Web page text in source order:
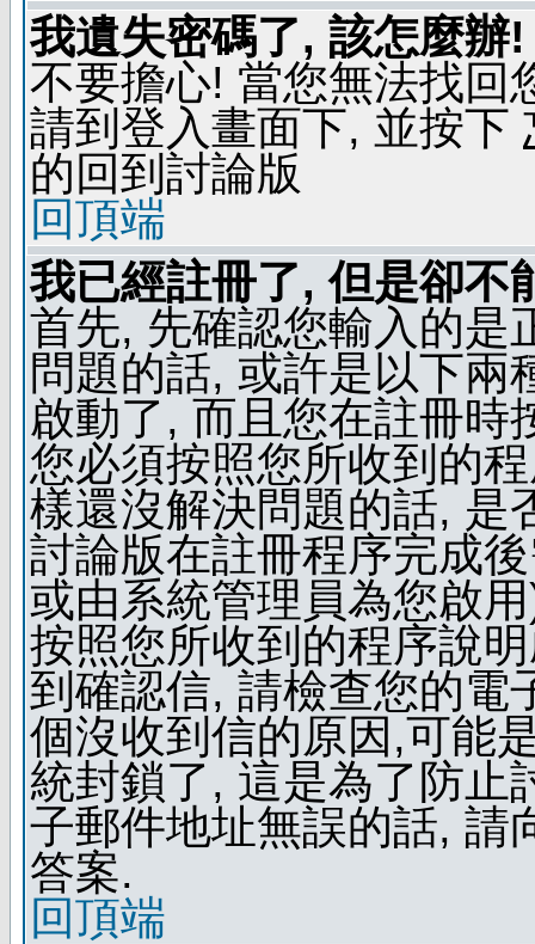
我遺失密碼了, 該怎麼辦!
不要擔心! 當您無法找回
請到登入畫面下, 並按下
的回到討論版
回頂端
我已經註冊了, 但是卻不
首先, 先確認您輸入的是
問題的話, 或許是以下兩
啟動了, 而且您在註冊時
您必須按照您所收到的
樣還沒解決問題的話, 是
討論版在註冊程序完成
或由系統管理員為您啟
按照您所收到的程序說
到確認信, 請檢查您的電
個沒收到信的原因,可能
統封鎖了, 這是為了防止
子郵件地址無誤的話, 請
答案.
回頂端